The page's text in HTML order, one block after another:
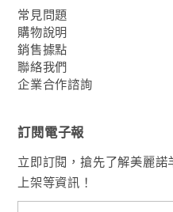
常見問題
購物說明
銷售據點
聯絡我們
企業合作諮詢
訂閱電子報
立即訂閱，搶先了解美麗諾
上架等資訊！